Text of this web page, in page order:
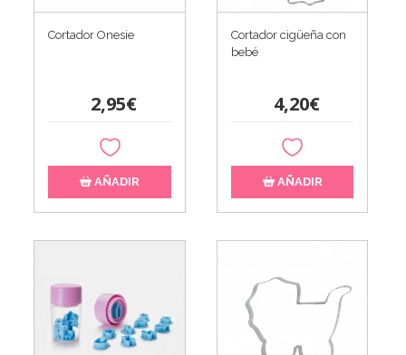
Cortador Onesie
2,95€
AÑADIR
Cortador cigüeña con
bebé
4,20€
AÑADIR